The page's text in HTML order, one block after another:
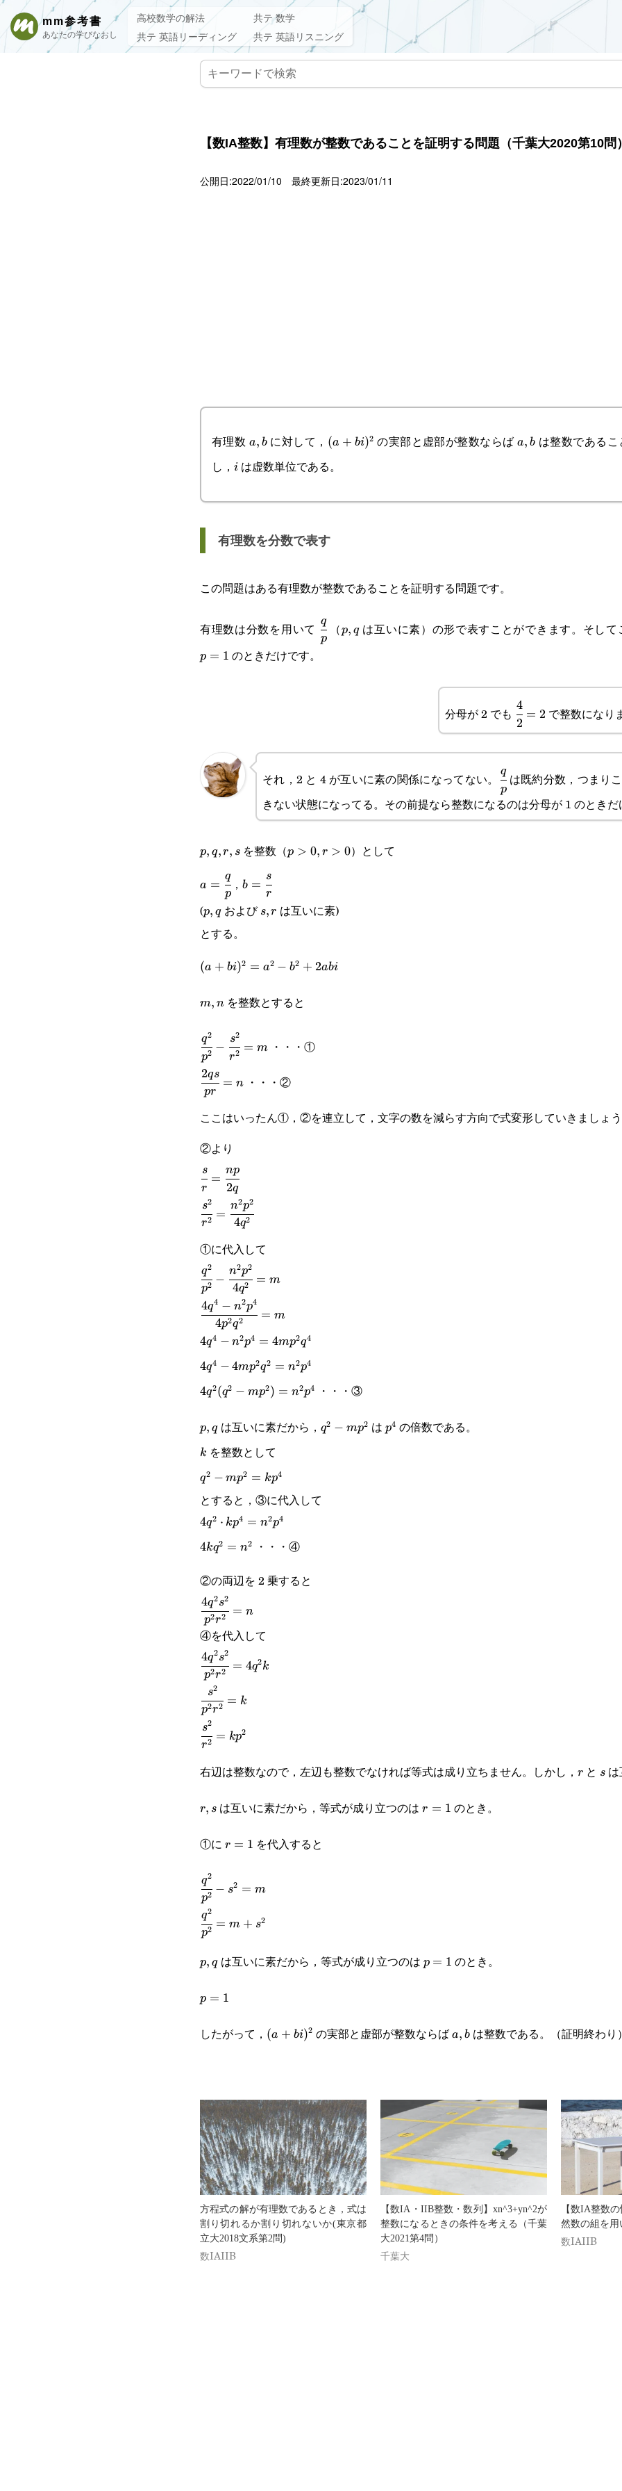
mm参考書
あなたの学びなおし
高校数学の解法
共テ 数学
共テ 英語リーディング
共テ 英語リスニング
【数IA整数】有理数が整数であることを証明する問題（千葉大2020第10問
公開日:2022/01/10 最終更新日:2023/01/11
有理数 a,b
a, bに対して， (a+bi)^2
(a + bi)2 の実部と虚部が整数ならばa,b
a, b は整数である
し， i
i は虚数単位である。
有理数を分数で表す
この問題はある有理数が整数であることを証明する問題です。
有理数は分数を用いて \cfrac{q}
{p}
p
q（p, qは互いに素）の形で表すことができます。そして
p = 1 のときだけです。
分母が 2 でも \cfrac{4}
{2}=2
2
4
= 2 で整数になり
それ，2 と 4 が互いに素の関係になってない。
\cfrac{q}
{p}
p
qは既約分数，つまり
きない状態になってる。その前提なら整数になるのは分母が 1 のとき
p,q,r,s
p, q, r, sを整数（p>0,r>0
p > 0, r > 0）として
a=\cfrac{q}
a =
p
q， b=\cfrac{s}
b =
r
s
(p,q
p, qおよびs,r
s, r は互いに素)
とする。
(a+bi)^2=a^2-
(a + bi)2 = a2 − b2 + 2abi
m,n
m, nを整数とすると
\cfrac{q^2}
{p^2}-
\cfrac{s^2}
{r^2}=m
p2
q2
−
r2
s2
= m・・・①
\cfrac{2qs}
{pr}=n
pr
2qs
= n・・・②
ここはいったん①，②を連立して，文字の数を減らす方向で式変形していきましょ
②より
\cfrac{s}
{r}=\cfrac{np}
{2q}
r
s
=
2q
np
\cfrac{s^2}
{r^2}=\cfrac{n^2p^2}
{4q^2}
r2
s2
=
4q2
n2p2
①に代入して
\cfrac{q^2}
{p^2}-
\cfrac{n^2p^2}
{4q^2}=m
p2
q2
−
4q2
n2p2
= m
\cfrac{4q^4-
n^2p^4}
4p2q2
4q4 − n2p4
= m
4q^4-
n^2p^4=4mp^2q^4
4q4 − n2p4 = 4mp2q4
4q^4-
4mp^2q^2=n^2p^4
4q4 − 4mp2q2 = n2p4
4q^2(q^2-
4q2(q2 − mp2) = n2p4 ・・・③
p,q
p, qは互いに素だから， q^2-
q2 − mp2 は p^4
p4 の倍数である。
k
k を整数として
q^2-
mp^2=kp^4
q2 − mp2 = kp4
とすると，③に代入して
4q^2\cdot
kp^4=n^2p^4
4q2 ⋅ kp4 = n2p4
4kq^2=n^2
4kq2 = n2 ・・・④
②の両辺を 2 乗すると
\cfrac{4q^2s^2}
{p^2r^2}=n
p2r2
4q2s2
= n
④を代入して
\cfrac{4q^2s^2}
{p^2r^2}=4q^2k
p2r2
4q2s2
= 4q2k
\cfrac{s^2}
{p^2r^2}=k
p2r2
s2
= k
\cfrac{s^2}
{r^2}=kp^2
r2
s2
= kp2
右辺は整数なので，左辺も整数でなければ等式は成り立ちません。しかし， r
r と s
s
r,s
r, s は互いに素だから，等式が成り立つのはr=1
r = 1 のとき。
①に r=1
r = 1 を代入すると
\cfrac{q^2}
{p^2}-
s^2=m
p2
q2
− s2 = m
\cfrac{q^2}
{p^2}=m+s^2
p2
q2
= m + s2
p,q
p, qは互いに素だから，等式が成り立つのは p=1
p = 1 のとき。
p=1
p = 1
したがって， (a+bi)^2
(a + bi)2 の実部と虚部が整数ならばa,b
a, bは整数である。（証明終わり
方程式の解が有理数であるとき，式は
割り切れるか割り切れないか(東京都
立大2018文系第2問)
数IAIIB
【数IA・IIB整数・数列】xn^3+yn^2が
整数になるときの条件を考える（千葉
大2021第4問）
千葉大
【数IA整数
然数の組を
数IAIIB